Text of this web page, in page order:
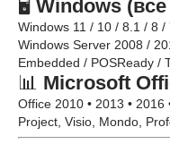
🖥️ Windows
Windows 11 / 10 / 8.1 / 8 /
Windows Server 2008 /
Embedded / POSReady /
📊 Microsoft
Office 2010 • 2013 • 2016
Project, Visio, Mondo,